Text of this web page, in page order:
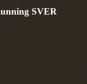
SVER